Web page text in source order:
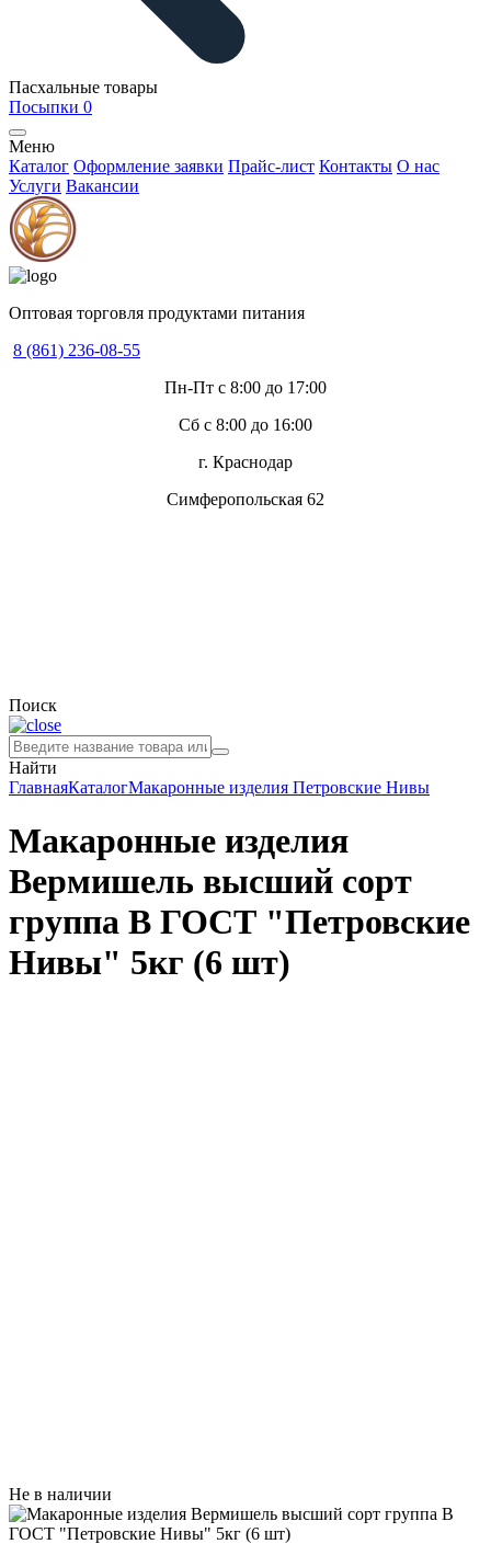
Пасхальные товары
Посыпки 0
Меню
Каталог Оформление заявки Прайс-лист Контакты О нас
Услуги Вакансии
Оптовая торговля продуктами питания
8 (861) 236-08-55
Пн-Пт с 8:00 до 17:00
Сб с 8:00 до 16:00
г. Краснодар
Симферопольская 62
Поиск
Найти
ГлавнаяКаталогМакаронные изделия Петровские Нивы
Макаронные изделия
Вермишель высший сорт
группа В ГОСТ "Петровские
Нивы" 5кг (6 шт)
Не в наличии